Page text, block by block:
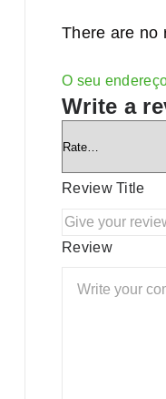
There are no
O seu
Write a
Review Title
Review
Alternative: